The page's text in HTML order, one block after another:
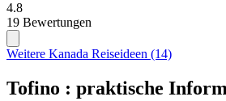
4.8
19 Bewertungen
Weitere Kanada Reiseideen (14)
Tofino : praktische